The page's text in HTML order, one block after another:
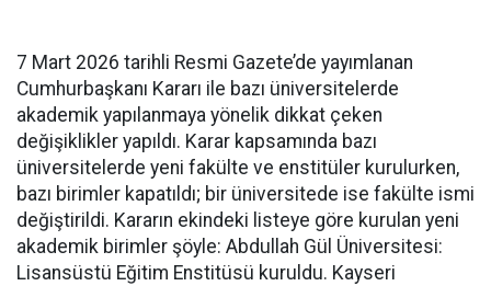
7 Mart 2026 tarihli Resmi Gazete’de yayımlanan
Cumhurbaşkanı Kararı ile bazı üniversitelerde
akademik yapılanmaya yönelik dikkat çeken
değişiklikler yapıldı. Karar kapsamında bazı
üniversitelerde yeni fakülte ve enstitüler kurulurken,
bazı birimler kapatıldı; bir üniversitede ise fakülte ismi
değiştirildi. Kararın ekindeki listeye göre kurulan yeni
akademik birimler şöyle: Abdullah Gül Üniversitesi:
Lisansüstü Eğitim Enstitüsü kuruldu. Kayseri